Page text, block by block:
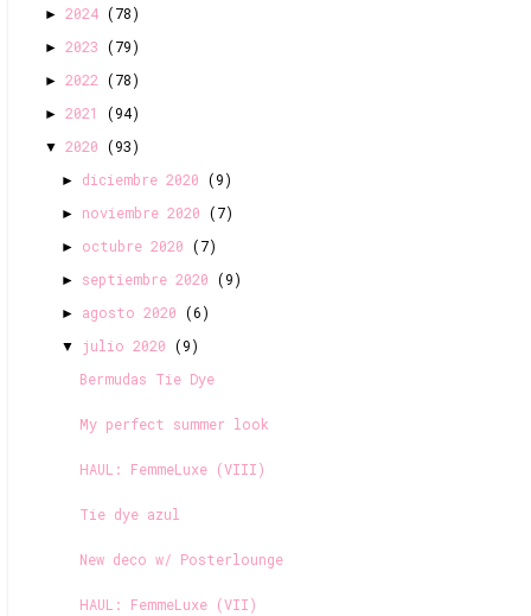
► 2024 (78)
► 2023 (79)
► 2022 (78)
► 2021 (94)
▼ 2020 (93)
► diciembre 2020 (9)
► noviembre 2020 (7)
► octubre 2020 (7)
► septiembre 2020 (9)
► agosto 2020 (6)
▼ julio 2020 (9)
Bermudas Tie Dye
My perfect summer look
HAUL: FemmeLuxe (VIII)
Tie dye azul
New deco w/ Posterlounge
HAUL: FemmeLuxe (VII)